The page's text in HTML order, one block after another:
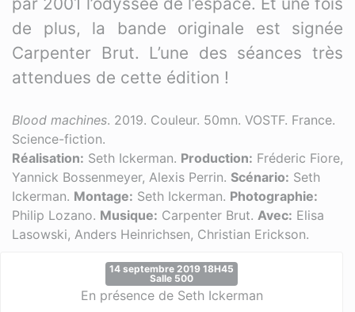
de plus, la bande originale est signée
Carpenter Brut. L’une des séances très
attendues de cette édition !
Blood machines. 2019. Couleur. 50mn. VOSTF. France.
Science-fiction.
Réalisation: Seth Ickerman. Production: Fréderic Fiore,
Yannick Bossenmeyer, Alexis Perrin. Scénario: Seth
Ickerman. Montage: Seth Ickerman. Photographie:
Philip Lozano. Musique: Carpenter Brut. Avec: Elisa
Lasowski, Anders Heinrichsen, Christian Erickson.
14 septembre 2019 18H45
Salle 500
En présence de Seth Ickerman